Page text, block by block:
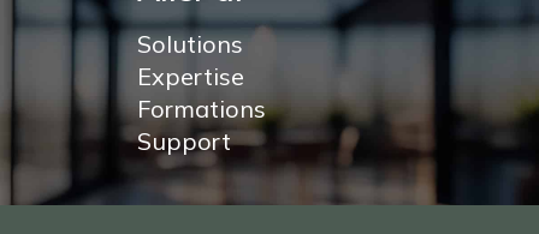
Solutions
Expertise
Formations
Support